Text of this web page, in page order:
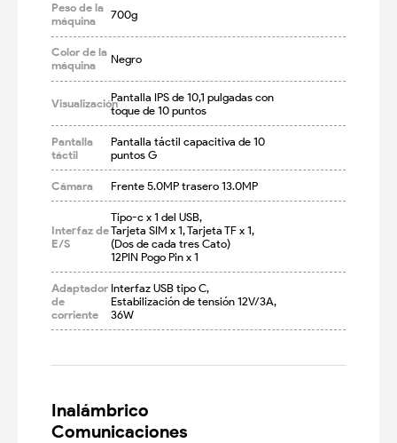
Peso de la
máquina
700g
Color de la
máquina
Negro
VisualizaciónPantalla IPS de 10,1 pulgadas con
toque de 10 puntos
Pantalla
táctil
Pantalla táctil capacitiva de 10
puntos G
Cámara Frente 5.0MP trasero 13.0MP
Interfaz de
E/S
Tipo-c x 1 del USB,
Tarjeta SIM x 1, Tarjeta TF x 1,
(Dos de cada tres Cato)
12PIN Pogo Pin x 1
Adaptador
de
corriente
Interfaz USB tipo C,
Estabilización de tensión 12V/3A,
36W
Inalámbrico
Comunicaciones